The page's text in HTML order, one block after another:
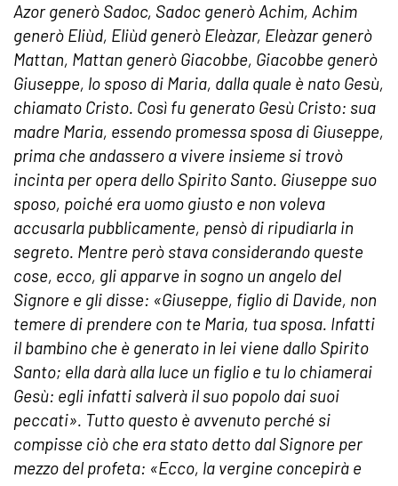
Azor generò Sadoc, Sadoc generò Achim, Achim
generò Eliùd, Eliùd generò Eleàzar, Eleàzar generò
Mattan, Mattan generò Giacobbe, Giacobbe generò
Giuseppe, lo sposo di Maria, dalla quale è nato Gesù,
chiamato Cristo. Così fu generato Gesù Cristo: sua
madre Maria, essendo promessa sposa di Giuseppe,
prima che andassero a vivere insieme si trovò
incinta per opera dello Spirito Santo. Giuseppe suo
sposo, poiché era uomo giusto e non voleva
accusarla pubblicamente, pensò di ripudiarla in
segreto. Mentre però stava considerando queste
cose, ecco, gli apparve in sogno un angelo del
Signore e gli disse: «Giuseppe, figlio di Davide, non
temere di prendere con te Maria, tua sposa. Infatti
il bambino che è generato in lei viene dallo Spirito
Santo; ella darà alla luce un figlio e tu lo chiamerai
Gesù: egli infatti salverà il suo popolo dai suoi
peccati». Tutto questo è avvenuto perché si
compisse ciò che era stato detto dal Signore per
mezzo del profeta: «Ecco, la vergine concepirà e